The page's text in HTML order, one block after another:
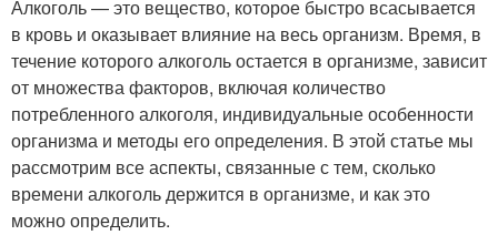
Алкоголь — это вещество, которое быстро всасывается
в кровь и оказывает влияние на весь организм. Время, в
течение которого алкоголь остается в организме, зависит
от множества факторов, включая количество
потребленного алкоголя, индивидуальные особенности
организма и методы его определения. В этой статье мы
рассмотрим все аспекты, связанные с тем, сколько
времени алкоголь держится в организме, и как это
можно определить.